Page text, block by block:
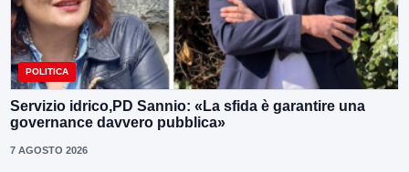
POLITICA
Servizio idrico,PD Sannio: «La sfida è garantire una
governance davvero pubblica»
7 AGOSTO 2026